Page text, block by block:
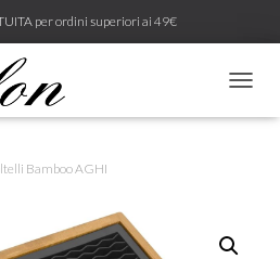
per ordini superiori ai 49€
A
Bamboo AGHI